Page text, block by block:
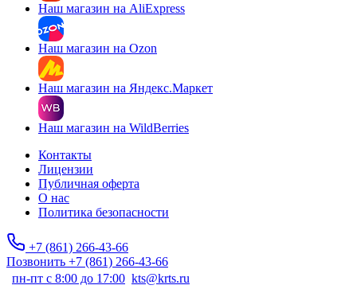
Наш магазин на AliExpress
Наш магазин на Ozon
Наш магазин на Яндекс.Маркет
Наш магазин на WildBerries
Контакты
Лицензии
Публичная оферта
О нас
Политика безопасности
+7 (861) 266-43-66
Позвонить +7 (861) 266-43-66
пн-пт с 8:00 до 17:00 kts@krts.ru